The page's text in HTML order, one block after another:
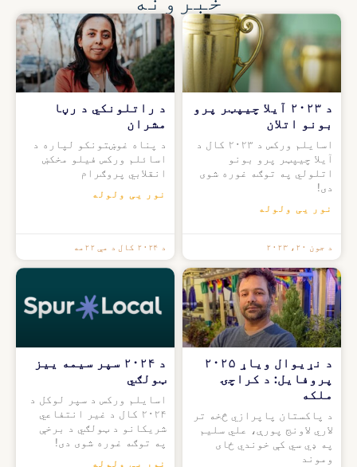
د ۲۰۲۳ آیلا چیپټر پرو
بونو اتلان
اسایلم ورکس د ۲۰۲۳ کال د
آیلا چیپټر پرو بونو
اتلولي په توګه غوره شوی
دی!
نور یی ولوله
د جون ۲۰، ۲۰۲۳
د راتلونکي د رڼا
مشران
د پناه غوښتونکو لپاره د
اسائلم ورکس فیلو مخکښ
انقلابي پروګرام
نور یی ولوله
د ۲۰۲۴ کال د مې ۲۲مه
د نړیوال ویاړ ۲۰۲۵
پروفایل: د کراچۍ
ملکه
د پاکستان پاپرازي څخه تر
لاري لاونج پورې، علي سلیم
په ډي سي کې خوندي ځای
وموند
د ۲۰۲۴ سپر سیمه ییز
ټولګي
اسایلم ورکس د سپر لوکل د
۲۰۲۴ کال د غیر انتفاعي
شریکانو د ټولګي د برخې
په توګه غوره شوی دی!
نور یی ولوله